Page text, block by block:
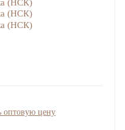
оптовую цену